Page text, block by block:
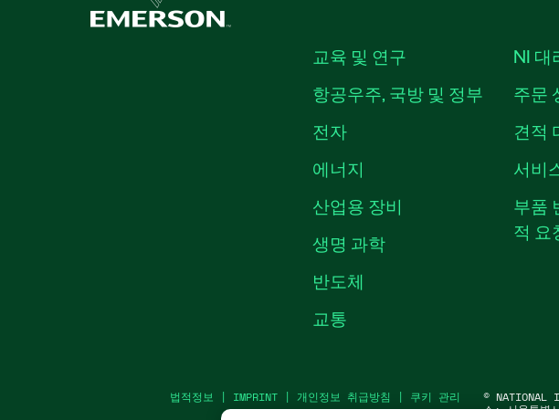
교육 및 연구
항공우주, 국방 및 정부
전자
에너지
산업용 장비
생명 과학
반도체
교통
NI 대
주문
견적
서비
부품
적 요
법적정보 | IMPRINT | 개인정보 취급방침 | 쿠키 관리 © NATIONAL
소: 서울특별